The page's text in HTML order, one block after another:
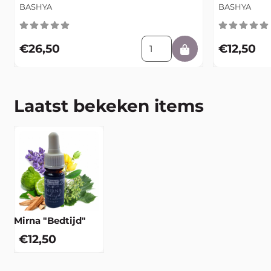
kopie
Merk:
BASHYA
Prijs: 26,50
€26,50 Aantal kiezen voor BaiShen
Merk:
BASHYA
Prijs: 12,50
€12,50
Laatst bekeken items
Mirna "Bedtijd"
€12,50